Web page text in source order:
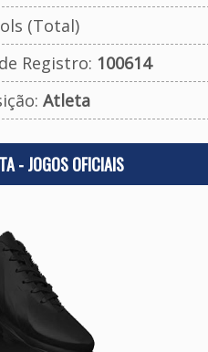
(Total)
Registro: 100614
Atleta
- JOGOS OFICIAIS